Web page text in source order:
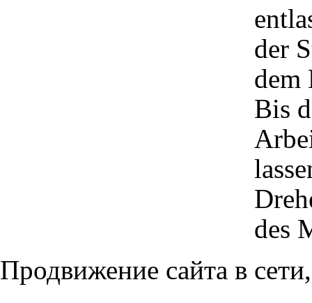
der
dem
Bis
des
Продвижение сайта в